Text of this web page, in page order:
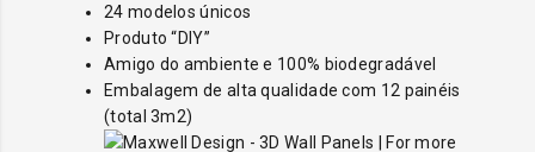
24 modelos únicos
Produto “DIY”
Amigo do ambiente e 100% biodegradável
Embalagem de alta qualidade com 12 painéis
(total 3m2)